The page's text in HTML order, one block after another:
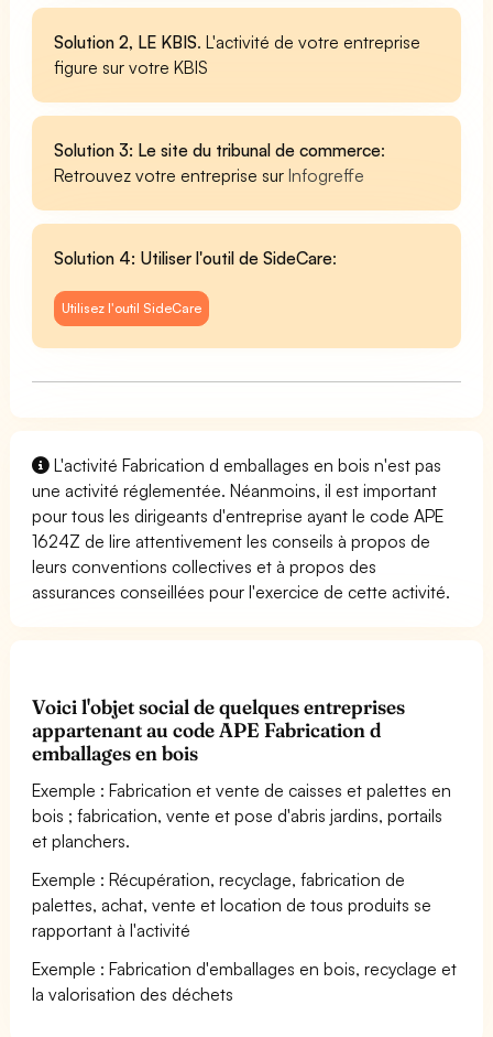
Solution 2, LE KBIS. L'activité de votre entreprise
figure sur votre KBIS
Solution 3: Le site du tribunal de commerce:
Retrouvez votre entreprise surInfogreffe
Solution 4: Utiliser l'outil de SideCare:
Utilisez l'outil SideCare
L'activité Fabrication d emballages en bois n'est pas
une activité réglementée. Néanmoins, il est important
pour tous les dirigeants d'entreprise ayant le code APE
1624Z de lire attentivement les conseils à propos de
leurs conventions collectives et à propos des
assurances conseillées pour l'exercice de cette activité.
Voici l'objet social de quelques entreprises
appartenant au code APE Fabrication d
emballages en bois
Exemple : Fabrication et vente de caisses et palettes en
bois ; fabrication, vente et pose d'abris jardins, portails
et planchers.
Exemple : Récupération, recyclage, fabrication de
palettes, achat, vente et location de tous produits se
rapportant à l'activité
Exemple : Fabrication d'emballages en bois, recyclage et
la valorisation des déchets